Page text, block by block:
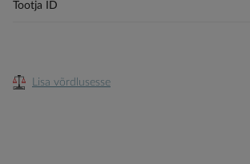
gallery
Tootja ID
Lisa võrdlusesse